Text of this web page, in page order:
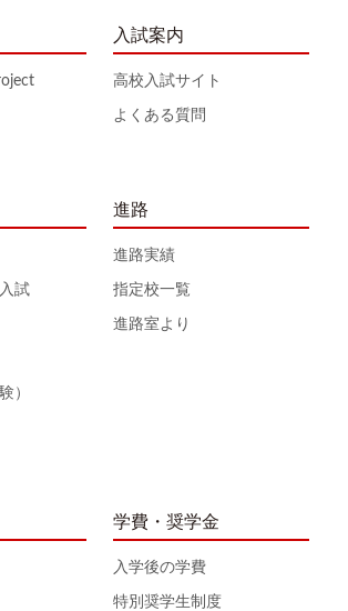
入試案内
高校入試サイト
よくある質問
試
）
進路
進路実績
指定校一覧
進路室より
学費・奨学金
入学後の学費
特別奨学生制度